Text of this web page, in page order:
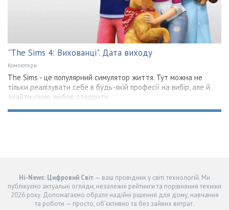
"The Sims 4: Вихованці". Дата виходу
Компютери
The Sims - це популярний симулятор життя. Тут можна не
тільки реалізувати себе в будь-якій професії на вибір, але й
знайти свою любов, створити
Hi-News: Цифровий Світ — ваш провідник у світі технологій. Ми
публікуємо актуальні огляди, незалежні рейтинги та порівняння техніки
2026 року. Допомагаємо обрати надійні рішення для дому, навчання
та роботи — просто, об’єктивно та без зайвих витрат.